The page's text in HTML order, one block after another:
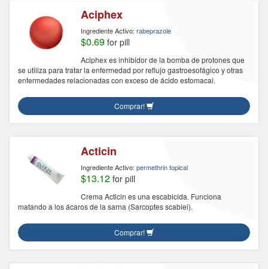
Aciphex
Ingrediente Activo: rabeprazole
$0.69 for pill
Aciphex es inhibidor de la bomba de protones que
se utiliza para tratar la enfermedad por reflujo gastroesofágico y otras
enfermedades relacionadas con exceso de ácido estomacal.
Comprar!
Acticin
Ingrediente Activo: permethrin topical
$13.12 for pill
Crema Acticin es una escabicida. Funciona
matando a los ácaros de la sarna (Sarcoptes scabiei).
Comprar!